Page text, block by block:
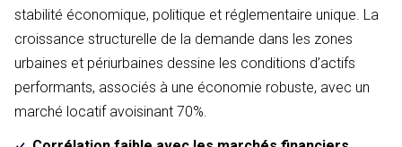
stabilité économique, politique et réglementaire unique. La
croissance structurelle de la demande dans les zones
urbaines et périurbaines dessine les conditions d’actifs
performants, associés à une économie robuste, avec un
marché locatif avoisinant 70%.